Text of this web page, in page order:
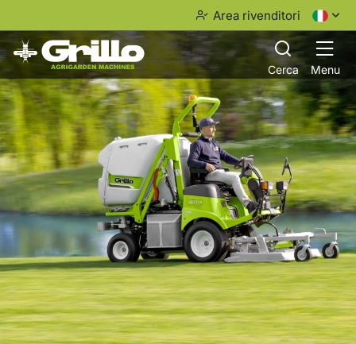
Area rivenditori
Cerca Menu